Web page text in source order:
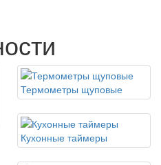
Термометры щуповые
Кухонные таймеры